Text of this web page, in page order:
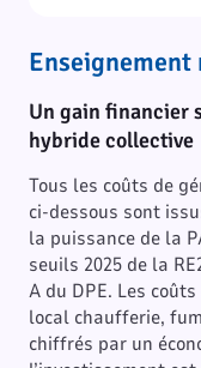
Enseignement
Un gain financier
hybride collective
Tous les coûts de
ci-dessous sont
la puissance de la
seuils 2025 de la
A du DPE. Les
local chaufferie,
chiffrés par un